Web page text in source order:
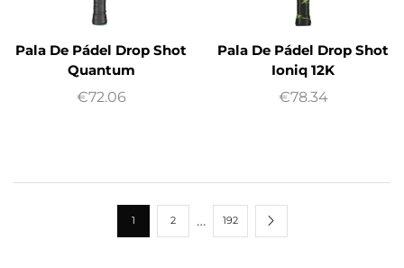
Pala De Pádel Drop Shot
Quantum
€72.06
Pala De Pádel Drop Shot
Ioniq 12K
€78.34
1 2 … 192